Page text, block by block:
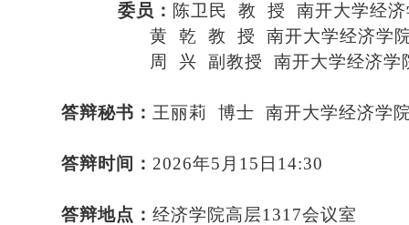
委员： 陈卫民 教 授
南开大学经
黄
乾 教 授
南开大学经济学
周
兴 副教授 南开大学经济学
答辩秘书： 王丽莉 博士 南开大学经济学
答辩时间： 2026年5 月 15 日 14:30
答辩地点：经济学院高层1317会议室